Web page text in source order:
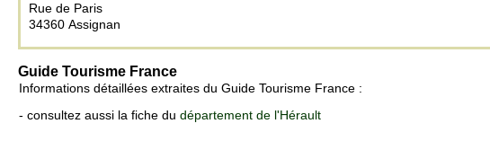
Rue de Paris
34360 Assignan
Guide Tourisme France
Informations détaillées extraites du Guide Tourisme France :
- consultez aussi la fiche du département de l'Hérault